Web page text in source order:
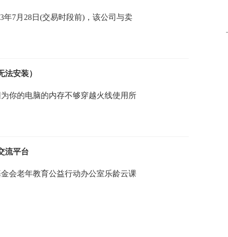
年7月28日(交易时段前)，该公司与卖
安装）
你的电脑的内存不够穿越火线使用所
流平台
会老年教育公益行动办公室乐龄云课